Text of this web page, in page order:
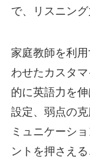
で、リスニン
家庭教師を利
わせたカスタ
的に英語力を
設定、弱点の
ミュニケーシ
ントを押さえ